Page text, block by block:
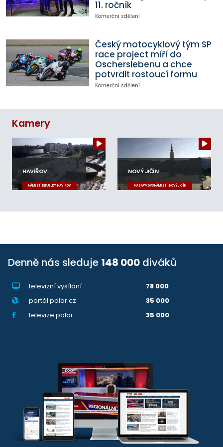
11. ročník
Komerční sdělení
Český motocyklový tým SP
race project míří do
Oscherslebenu a chce
potvrdit rostoucí formu
Komerční sdělení
Kamery
HAVÍŘOV
NÁMĚSTÍ REPUBLIKY, HAVÍŘOV
NOVÝ JIČÍN
MASARYKOVO NÁMĚSTÍ, NOVÝ JIČÍN
Denně nás sleduje 148 000 diváků
televizní vysílání
78 000
portál polar.cz
35 000
televize.polar
35 000